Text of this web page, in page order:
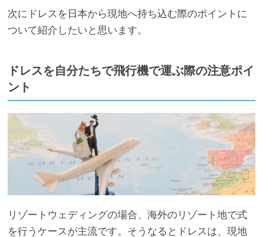
次にドレスを日本から現地へ持ち込む際のポイントに
ついて紹介したいと思います。
ドレスを自分たちで飛行機で運ぶ際の注意ポイ
ント
リゾートウェディングの場合、海外のリゾート地で式
を行うケースが主流です。そうなるとドレスは、現地